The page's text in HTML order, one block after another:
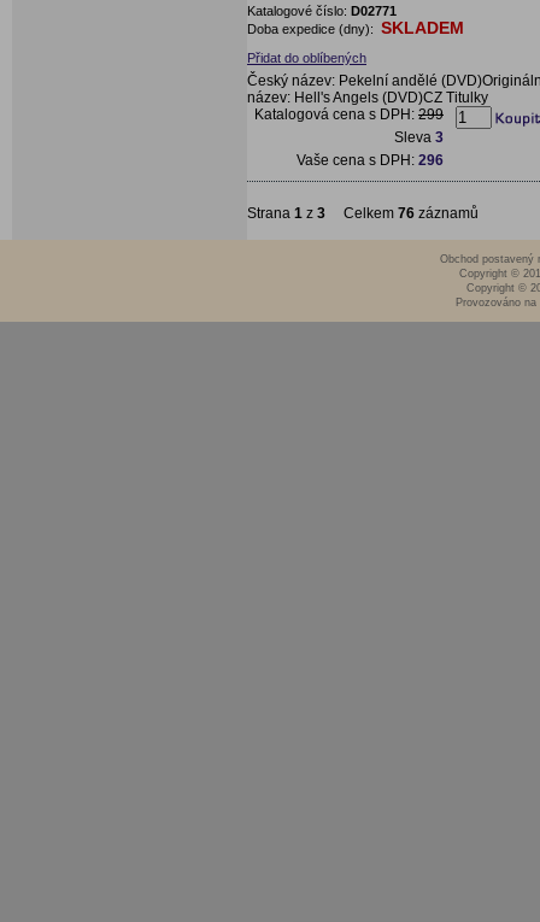
Katalogové číslo: D02771
Doba expedice (dny): SKLADEM
Přidat do oblíbených
Český název: Pekelní andělé
název: Hell's Angels (DVD)CZ Titulky
Katalogová cena s DPH: 299
Sleva 3
Vaše cena s DPH: 296
Strana 1 z 3 Celkem 76 záznamů
Obchod postavený
Copyright ©
Copyright ©
Provozováno